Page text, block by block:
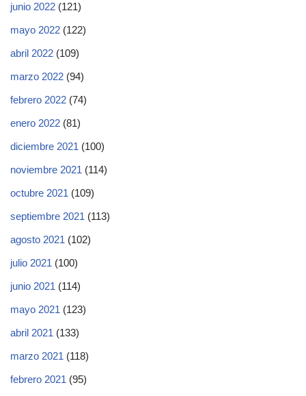
junio 2022 (121)
mayo 2022 (122)
abril 2022 (109)
marzo 2022 (94)
febrero 2022 (74)
enero 2022 (81)
diciembre 2021 (100)
noviembre 2021 (114)
octubre 2021 (109)
septiembre 2021 (113)
agosto 2021 (102)
julio 2021 (100)
junio 2021 (114)
mayo 2021 (123)
abril 2021 (133)
marzo 2021 (118)
febrero 2021 (95)